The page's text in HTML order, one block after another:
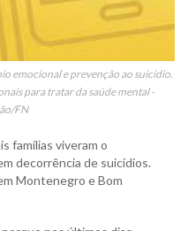
emocional e prevenção ao suicídio.
para tratar da saúde mental -
FN
famílias viveram o
decorrência de suicídios.
Montenegro e Bom